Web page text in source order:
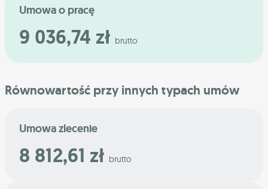
Umowa o pracę
9 036,74 zł brutto
Równowartość przy innych typach umów
Umowa zlecenie
8 812,61 zł brutto